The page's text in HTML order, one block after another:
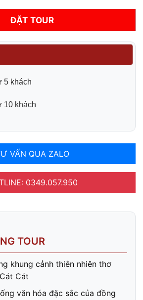
ĐẶT TOUR
5 khách
10 khách
VẤN QUA ZALO
0349.057.950
TOUR
khung cảnh thiên nhiên thơ
Cát
văn hóa đặc sắc của đồng